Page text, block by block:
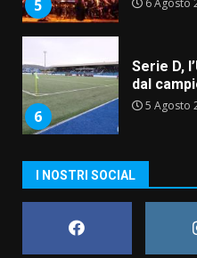
5
6
Serie D,
dal
5 Agosto
Truffatori
I NOSTRI SOCIAL